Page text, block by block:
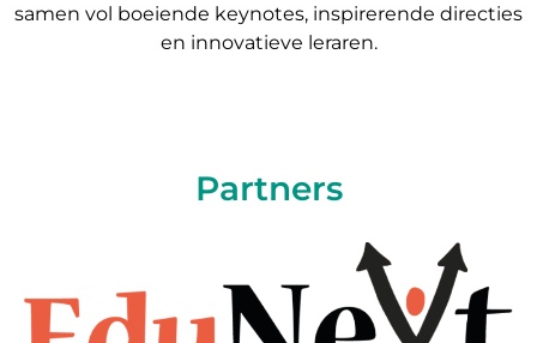
samen vol boeiende keynotes, inspirerende directies
en innovatieve leraren.
Partners